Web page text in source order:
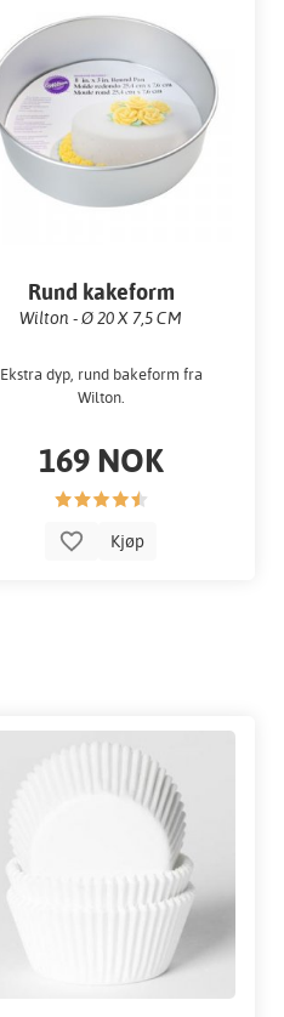
Rund kakeform
Wilton - Ø 20 X 7,5 CM
Ekstra dyp, rund bakeform fra
Wilton.
169 NOK
Kjøp